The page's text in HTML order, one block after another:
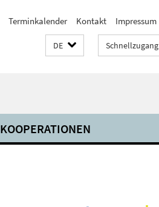
Terminkalender Kontakt Impressum
DE Schnellzugang
KOOPERATIONEN